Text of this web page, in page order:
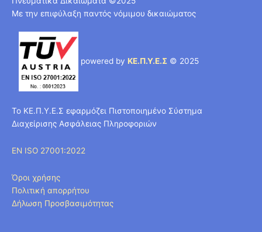
Με την επιφύλαξη παντός νόμιμου δικαιώματος
powered by ΚΕ.Π.Υ.Ε.Σ © 2025
Το ΚΕ.Π.Υ.Ε.Σ εφαρμόζει Πιστοποιημένο Σύστημα
Διαχείρισης Ασφάλειας Πληροφοριών
EN ISO 27001:2022
Όροι χρήσης
Πολιτική απορρήτου
Δήλωση Προσβασιμότητας